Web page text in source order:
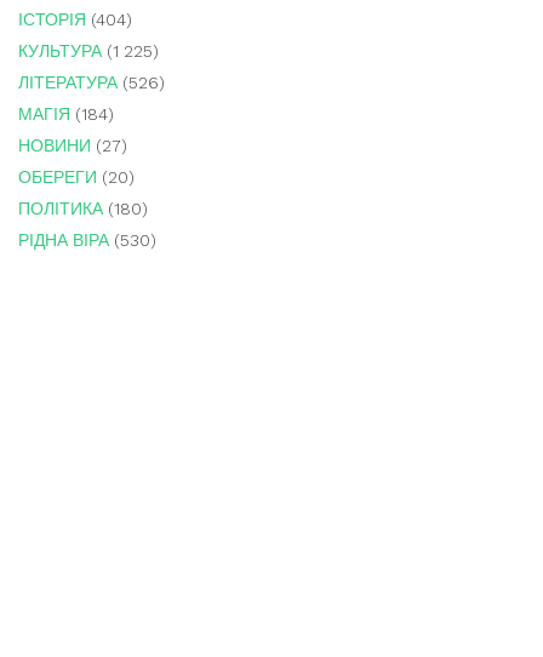
ІСТОРІЯ (404)
КУЛЬТУРА(1 225)
ЛІТЕРАТУРА(526)
МАГІЯ (184)
НОВИНИ (27)
ОБЕРЕГИ (20)
ПОЛІТИКА(180)
РІДНА ВІРА(530)